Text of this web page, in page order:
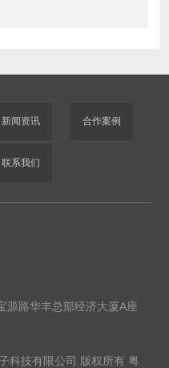
新闻资讯 合作案例
联系我们
源路华丰总部经济大厦A座
科技有限公司 版权所有 粤